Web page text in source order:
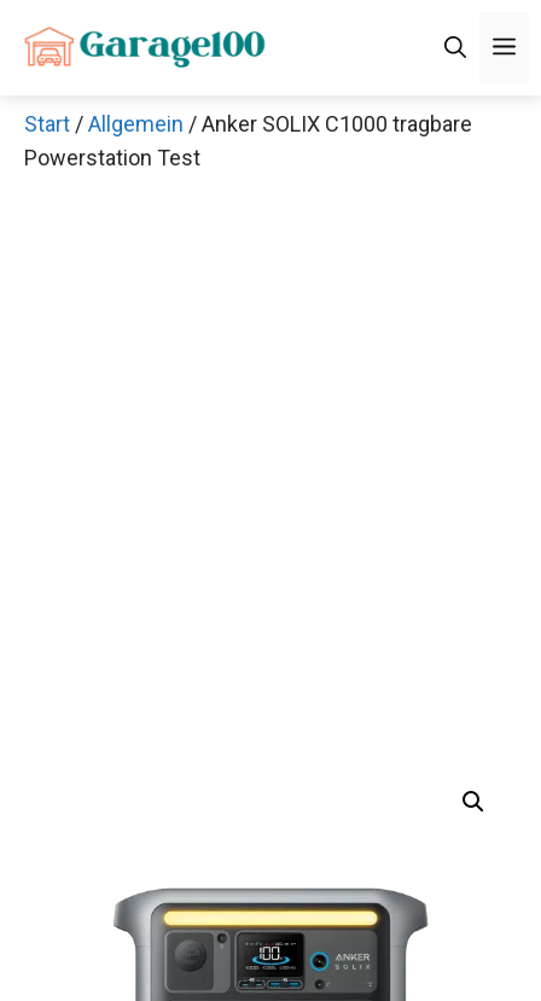
Inhalt
Start /Allgemein / Anker SOLIX C1000 tragbare
Powerstation Test